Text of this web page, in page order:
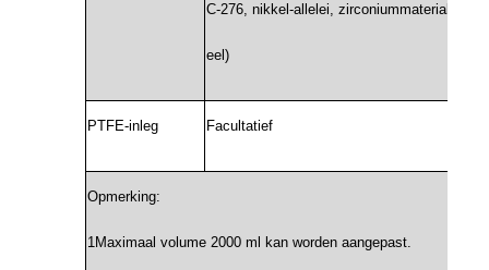
C-276, nikkel-allelei, zirconiummaterialen
eel)
PTFE-inleg Facultatief
Opmerking:
1Maximaal volume 2000 ml kan worden aangepast.